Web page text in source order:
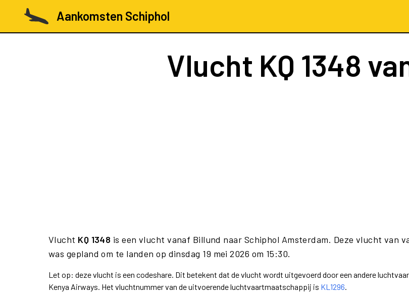
Aankomsten Schiphol
Vlucht KQ 1348
Vlucht KQ 1348 is een vlucht vanaf Billund naar Schiphol Amsterdam. Deze vlucht van
was gepland om te landen op dinsdag 19 mei 2026 om 15:30.
Let op: deze vlucht is een codeshare. Dit betekent dat de vlucht wordt uitgevoerd door een andere
Kenya Airways. Het vluchtnummer van de uitvoerende luchtvaartmaatschappij is KL1296.